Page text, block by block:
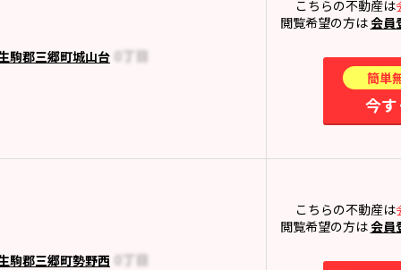
駒郡三郷町城山台
こちらの不動産は
閲覧希望の方は会員
簡単
今
駒郡三郷町勢野西
こちらの不動産は
閲覧希望の方は会員